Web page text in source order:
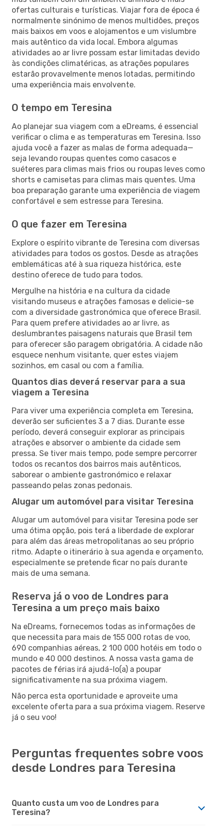
ofertas culturais e turísticas. Viajar fora de época é
normalmente sinónimo de menos multidões, preços
mais baixos em voos e alojamentos e um vislumbre
mais autêntico da vida local. Embora algumas
atividades ao ar livre possam estar limitadas devido
às condições climatéricas, as atrações populares
estarão provavelmente menos lotadas, permitindo
uma experiência mais envolvente.
O tempo em Teresina
Ao planejar sua viagem com a eDreams, é essencial
verificar o clima e as temperaturas em Teresina. Isso
ajuda você a fazer as malas de forma adequada—
seja levando roupas quentes como casacos e
suéteres para climas mais frios ou roupas leves como
shorts e camisetas para climas mais quentes. Uma
boa preparação garante uma experiência de viagem
confortável e sem estresse para Teresina.
O que fazer em Teresina
Explore o espírito vibrante de Teresina com diversas
atividades para todos os gostos. Desde as atrações
emblemáticas até à sua riqueza histórica, este
destino oferece de tudo para todos.
Mergulhe na história e na cultura da cidade
visitando museus e atrações famosas e delicie-se
com a diversidade gastronómica que oferece Brasil.
Para quem prefere atividades ao ar livre, as
deslumbrantes paisagens naturais que Brasil tem
para oferecer são paragem obrigatória. A cidade não
esquece nenhum visitante, quer estes viajem
sozinhos, em casal ou com a família.
Quantos dias deverá reservar para a sua
viagem a Teresina
Para viver uma experiência completa em Teresina,
deverão ser suficientes 3 a 7 dias. Durante esse
período, deverá conseguir explorar as principais
atrações e absorver o ambiente da cidade sem
pressa. Se tiver mais tempo, pode sempre percorrer
todos os recantos dos bairros mais autênticos,
saborear o ambiente gastronómico e relaxar
passeando pelas zonas pedonais.
Alugar um automóvel para visitar Teresina
Alugar um automóvel para visitar Teresina pode ser
uma ótima opção, pois terá a liberdade de explorar
para além das áreas metropolitanas ao seu próprio
ritmo. Adapte o itinerário à sua agenda e orçamento,
especialmente se pretende ficar no país durante
mais de uma semana.
Reserva já o voo de Londres para
Teresina a um preço mais baixo
Na eDreams, fornecemos todas as informações de
que necessita para mais de 155 000 rotas de voo,
690 companhias aéreas, 2 100 000 hotéis em todo o
mundo e 40 000 destinos. A nossa vasta gama de
pacotes de férias irá ajudá-lo(a) a poupar
significativamente na sua próxima viagem.
Não perca esta oportunidade e aproveite uma
excelente oferta para a sua próxima viagem. Reserve
já o seu voo!
Perguntas frequentes sobre voos
desde Londres para Teresina
Quanto custa um voo de Londres para
Teresina?